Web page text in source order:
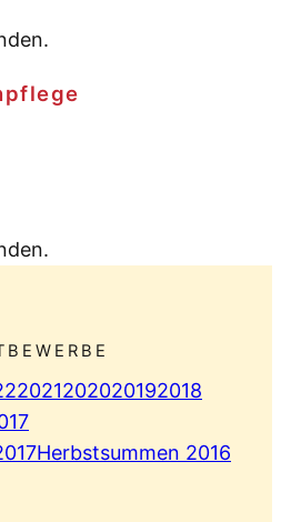
2021202020192018
Herbstsummen 2016